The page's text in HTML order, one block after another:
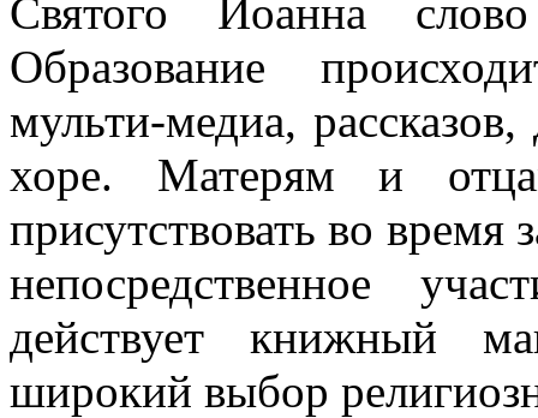
Святого Иоанна
Образование
мульти-медиа,
хоре. Матерям и
присутствовать во
непосредственное
действует книжный
широкий выбор